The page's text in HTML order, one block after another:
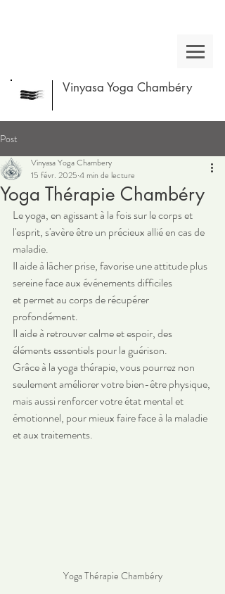
Vinyasa Yoga Chambéry
Post
Yoga Thérapie Chambéry
Vinyasa Yoga Chambery
15 févr. 2025 4 min de lecture
Le yoga, en agissant à la fois sur le corps et
l'esprit, s'avère être un précieux allié en cas de
maladie.
Il aide à lâcher prise, favorise une attitude plus
sereine face aux événements difficiles
et permet au corps de récupérer
profondément.
Il aide à retrouver calme et espoir, des
éléments essentiels pour la guérison.
Grâce à la yoga thérapie, vous pourrez non
seulement améliorer votre bien-être physique,
mais aussi renforcer votre état mental et
émotionnel, pour mieux faire face à la maladie
et aux traitements.
Yoga Thérapie Chambéry